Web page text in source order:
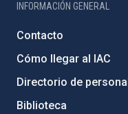
INFORMACIÓN GENERAL
Contacto
Cómo llegar al IAC
Directorio de personal
Biblioteca